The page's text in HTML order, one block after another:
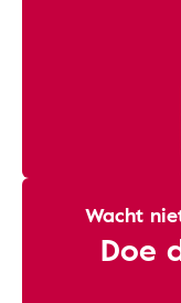
Wacht
Doe